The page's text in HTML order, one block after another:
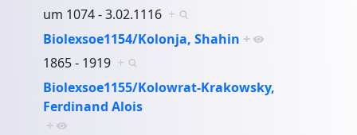
um 1074 - 3.02.1116 +
Biolexsoe1154/Kolonja, Shahin +
1865 - 1919 +
Biolexsoe1155/Kolowrat-Krakowsky,
Ferdinand Alois
+